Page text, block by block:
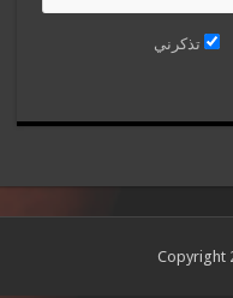
تذكرني